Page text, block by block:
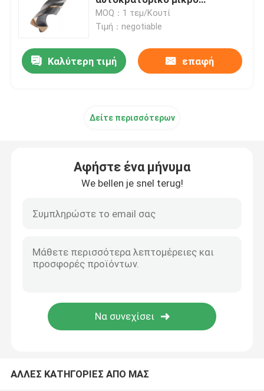
Τόρνευση ενθέτων καρβιδίου
Cnc ένθετα καρβιδίου
Μύλος μύτης από καρβίδιο
Γωνιακή Ακτίνα Τελικού Μύλου
Μύλος Αλουμινίου
Ένθετο καρβιδίου άλεσης
τρυπώντας με τρυπάνι
γρήγορα
MOQ：1 τεμ/Κουτί
Τιμή：negotiable
Καλύτερη τιμή επαφή
Δείτε περισσότερων
Αφήστε ένα μήνυμα
We bellen je snel terug!
ΑΛΛΕΣ ΚΑΤΗΓΟΡΙΕΣ ΑΠΟ ΜΑΣ